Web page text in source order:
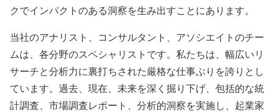
クでインパクトのある洞察を生み出すことにあります。
当社のアナリスト、コンサルタント、アソシエイトのチー
ムは、各分野のスペシャリストです。私たちは、幅広いリ
サーチと分析力に裏打ちされた厳格な仕事ぶりを誇りとし
ています。過去、現在、未来を深く掘り下げ、包括的な統
計調査、市場調査レポート、分析的洞察を実施し、起業家